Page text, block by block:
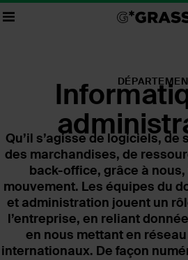
Qu’il s’agisse de logiciels,
des marchandises, de
back-office, grâce à nous,
mouvement. Les équipes du
et administration jouent un
l’entreprise, en reliant
en nous mettant en
internationaux. De façon